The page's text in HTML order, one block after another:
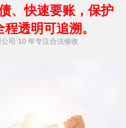
、快速要账，保护
透明可追溯。
司 10 年专注合法催收